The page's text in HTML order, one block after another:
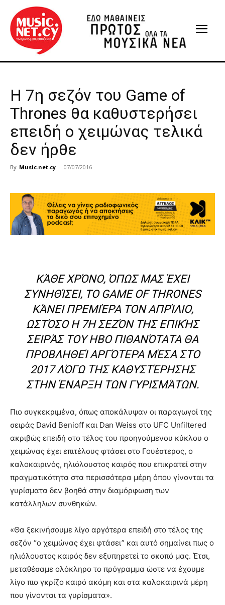
H 7η σεζόν του Game of
Thrones θα καθυστερήσει
επειδή ο χειμώνας τελικά
δεν ήρθε
By Music.net.cy - 07/07/2016
ΚΆΘΕ ΧΡΌΝΟ, ΌΠΩΣ ΜΑΣ ΈΧΕΙ
ΣΥΝΗΘΊΣΕΙ, ΤΟ GAME OF THRONES
ΚΆΝΕΙ ΠΡΕΜΙΈΡΑ ΤΟΝ ΑΠΡΊΛΙΟ,
ΩΣΤΌΣΟ Η 7Η ΣΕΖΌΝ ΤΗΣ ΕΠΙΚΉΣ
ΣΕΙΡΆΣ ΤΟΥ HBO ΠΙΘΑΝΌΤΑΤΑ ΘΑ
ΠΡΟΒΛΗΘΕΊ ΑΡΓΌΤΕΡΑ ΜΈΣΑ ΣΤΟ
2017 ΛΌΓΩ ΤΗΣ ΚΑΘΥΣΤΈΡΗΣΗΣ
ΣΤΗΝ ΈΝΑΡΞΗ ΤΩΝ ΓΥΡΙΣΜΆΤΩΝ.
Πιο συγκεκριμένα, όπως αποκάλυψαν οι παραγωγοί της
σειράς David Benioff και Dan Weiss στο UFC Unfiltered
ακριβώς επειδή στο τέλος του προηγούμενου κύκλου ο
χειμώνας έχει επιτέλους φτάσει στο Γουέστερος, ο
καλοκαιρινός, ηλιόλουστος καιρός που επικρατεί στην
πραγματικότητα στα περισσότερα μέρη όπου γίνονται τα
γυρίσματα δεν βοηθά στην διαμόρφωση των
κατάλληλων συνθηκών.
«Θα ξεκινήσουμε λίγο αργότερα επειδή στο τέλος της
σεζόν “ο χειμώνας έχει φτάσει” και αυτό σημαίνει πως ο
ηλιόλουστος καιρός δεν εξυπηρετεί το σκοπό μας. Έτσι,
μεταθέσαμε ολόκληρο το πρόγραμμα ώστε να έχουμε
λίγο πιο γκρίζο καιρό ακόμη και στα καλοκαιρινά μέρη
που γίνονται τα γυρίσματα».